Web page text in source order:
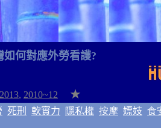
如何對應外勞看護?
2013, 2010~12 ★
死刑 軟實力 隱私權 按摩 嫖妓 食